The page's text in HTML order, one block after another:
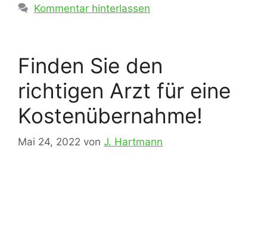
Kommentar hinterlassen
Finden Sie den
richtigen Arzt für eine
Kostenübernahme!
Mai 24, 2022 von J. Hartmann